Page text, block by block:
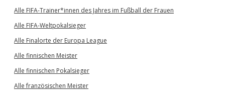
Alle FIFA-Trainer*innen des Jahres im Fußball der Frauen
Alle FIFA-Weltpokalsieger
Alle Finalorte der Europa League
Alle finnischen Meister
Alle finnischen Pokalsieger
Alle französischen Meister